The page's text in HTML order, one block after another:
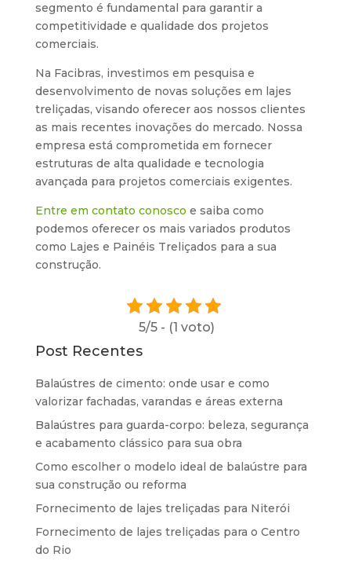
segmento é fundamental para garantir a
competitividade e qualidade dos projetos
comerciais.
Na Facibras, investimos em pesquisa e
desenvolvimento de novas soluções em lajes
treliçadas, visando oferecer aos nossos clientes
as mais recentes inovações do mercado. Nossa
empresa está comprometida em fornecer
estruturas de alta qualidade e tecnologia
avançada para projetos comerciais exigentes.
Entre em contato conosco e saiba como
podemos oferecer os mais variados produtos
como Lajes e Painéis Treliçados para a sua
construção.
5/5 - (1 voto)
Post Recentes
Balaústres de cimento: onde usar e como
valorizar fachadas, varandas e áreas externa
Balaústres para guarda-corpo: beleza, segurança
e acabamento clássico para sua obra
Como escolher o modelo ideal de balaústre para
sua construção ou reforma
Fornecimento de lajes treliçadas para Niterói
Fornecimento de lajes treliçadas para o Centro
do Rio